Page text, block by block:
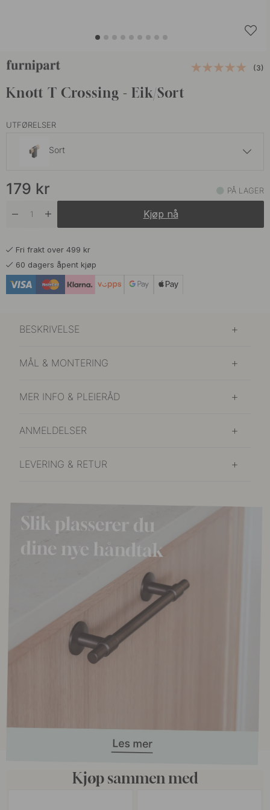
(3)
Knott T Crossing - Eik/Sort
UTFØRELSER
Sort
Sort På lager
179 kr PÅ LAGER
Kjøp nå
Fri frakt over 499 kr
60 dagers åpent kjøp
BESKRIVELSE
MÅL & MONTERING
MER INFO & PLEIERÅD
ANMELDELSER
LEVERING & RETUR
Kjøp sammen med